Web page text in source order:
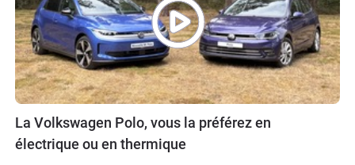
La Volkswagen Polo, vous la préférez en
électrique ou en thermique